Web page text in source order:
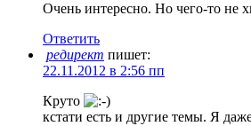
Очень интересно. Но чего-то не
Ответить
редирект пишет:
22.11.2012 в 2:56 пп
Круто
кстати есть и другие темы. Я